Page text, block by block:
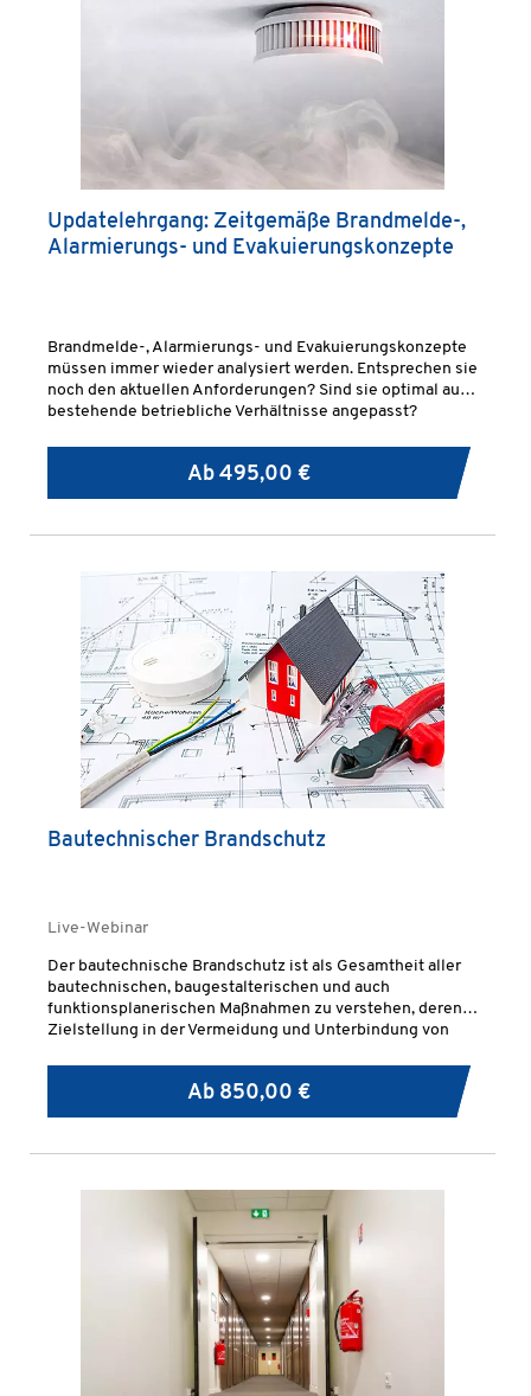
Updatelehrgang: Zeitgemäße Brandmelde-,
Alarmierungs- und Evakuierungskonzepte
Brandmelde-, Alarmierungs- und Evakuierungskonzepte
müssen immer wieder analysiert werden. Entsprechen sie
noch den aktuellen Anforderungen? Sind sie optimal auf
bestehende betriebliche Verhältnisse angepasst?
Ab 495,00 €
Bautechnischer Brandschutz
Live-Webinar
Der bautechnische Brandschutz ist als Gesamtheit aller
bautechnischen, baugestalterischen und auch
funktionsplanerischen Maßnahmen zu verstehen, deren
Zielstellung in der Vermeidung und Unterbindung von
Ab 850,00 €